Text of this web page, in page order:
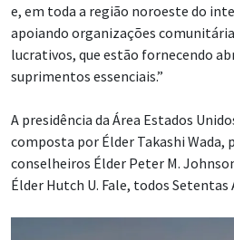
e, em toda a região noroeste do
apoiando organizações
lucrativos, que estão fornecendo
suprimentos essenciais.”
A presidência da Área Estados
composta por Élder Takashi Wada,
conselheiros Élder Peter M.
Élder Hutch U. Fale, todos Setentas